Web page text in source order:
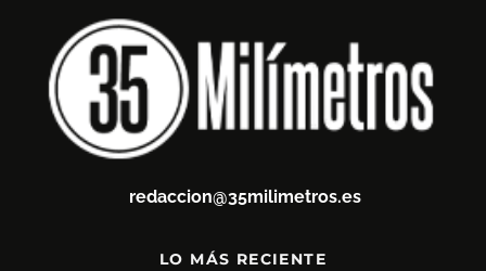
redaccion@35milimetros.es
LO MÁS RECIENTE